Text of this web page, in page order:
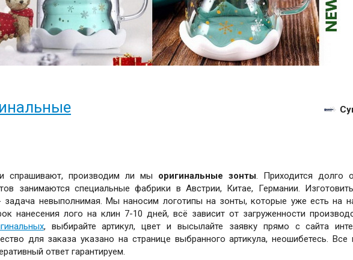
спрашивают, производим ли мы оригинальные зонты . Приходится долго
занимаются специальные фабрики в Австрии, Китае, Германии.
невыполнимая. Мы наносим логотипы на зонты, которые уже есть на
нанесения лого на клин 7-10 дней, всё зависит от загруженности
, выбирайте артикул, цвет и высылайте заявку прямо с сайта
для заказа указано на странице выбранного артикула, неошибетесь. Все
ответ гарантируем.